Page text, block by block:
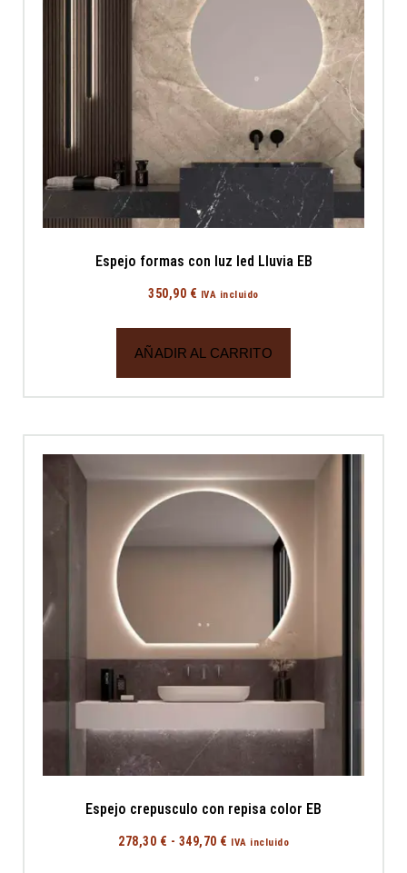
Espejo formas con luz led Lluvia EB
350,90 € IVA incluido
AÑADIR AL CARRITO
Espejo crepusculo con repisa color EB
278,30 € - 349,70 € IVA incluido